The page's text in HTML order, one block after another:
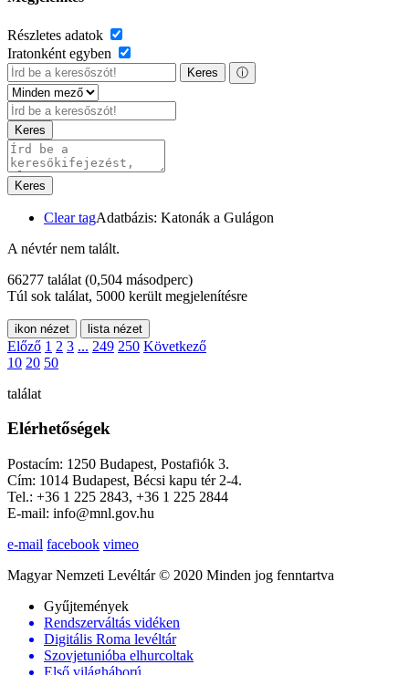
Részletes adatok
Iratonként egyben
Keres ⓘ
Keres
Keres
Clear tagAdatbázis: Katonák a Gulágon
A névtér nem talált.
66277 találat (0,504 másodperc)
Túl sok találat, 5000 került megjelenítésre
ikon nézet lista nézet
Előző 1 2 3 ... 249 250 Következő
10 20 50
találat
Elérhetőségek
Postacím: 1250 Budapest, Postafiók 3.
Cím: 1014 Budapest, Bécsi kapu tér 2-4.
Tel.: +36 1 225 2843, +36 1 225 2844
E-mail: info@mnl.gov.hu
e-mail facebook vimeo
Magyar Nemzeti Levéltár © 2020 Minden jog fenntartva
Gyűjtemények
Rendszerváltás vidéken
Digitális Roma levéltár
Szovjetunióba elhurcoltak